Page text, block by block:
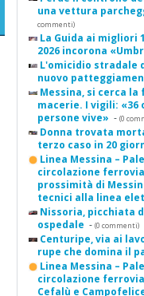
una vettura
commenti)
La Guida ai migliori
2026 incorona
L'omicidio stradale
nuovo
Messina, si cerca
macerie. I vigili:
persone vive» - (0
Donna trovata
terzo caso in 20
Linea Messina –
circolazione
prossimità di
tecnici alla linea
Nissoria, picchiata
ospedale - (0 commenti)
Centuripe, via ai
rupe che domina il
Linea Messina –
circolazione
Cefalù e